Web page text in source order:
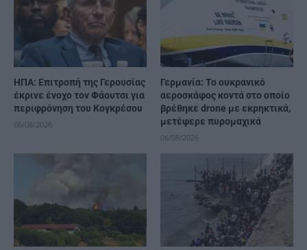
ΗΠΑ: Επιτροπή της Γερουσίας
έκρινε ένοχο τον Φάουτσι για
περιφρόνηση του Κογκρέσου
06/08/2026
Γερμανία: Το ουκρανικό
αεροσκάφος κοντά στο οποίο
βρέθηκε drone με εκρηκτικά,
μετέφερε πυρομαχικά
06/08/2026